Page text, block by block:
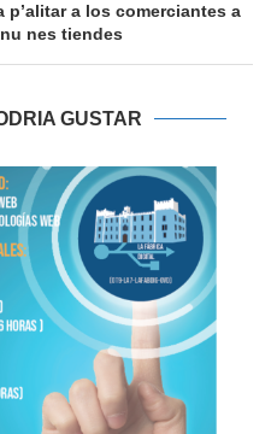
p’alitar a los comerciantes a
nes tiendes
GUSTAR